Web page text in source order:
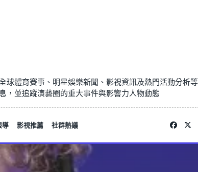
體育賽事、明星娛樂新聞、影視資訊及熱門活動分析
，並追蹤演藝圈的重大事件與影響力人物動態
導 影視推薦 社群熱議